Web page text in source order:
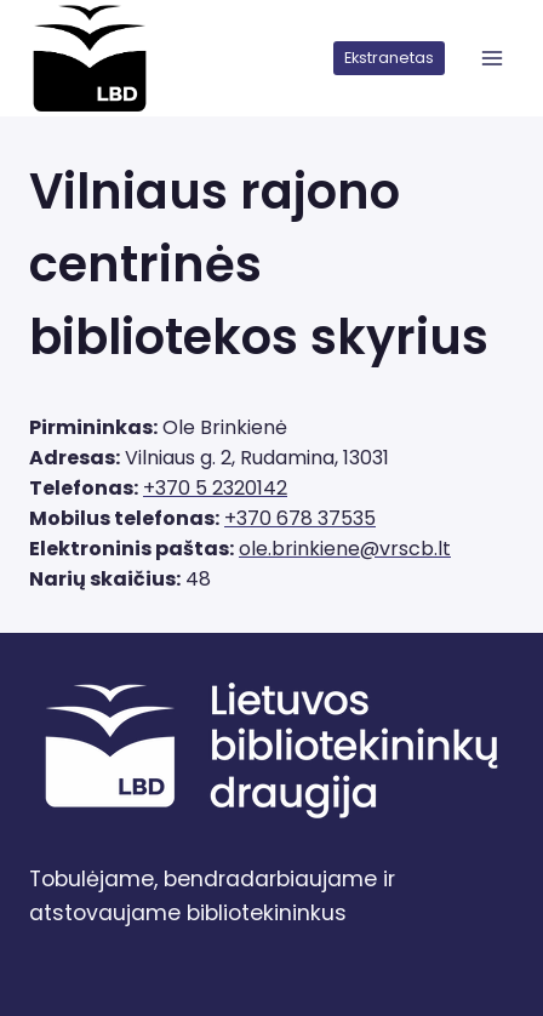
pereiti
turinio
Ekstranetas
Vilniaus rajono
centrinės
bibliotekos skyrius
Pirmininkas:Ole Brinkienė
Adresas:Vilniaus g. 2, Rudamina, 13031
Telefonas: +370 5 2320142
Mobilus telefonas: +370 678 37535
Elektroninis paštas:ole.brinkiene@vrscb.lt
Narių skaičius: 48
Tobulėjame, bendradarbiaujame ir
atstovaujame bibliotekininkus